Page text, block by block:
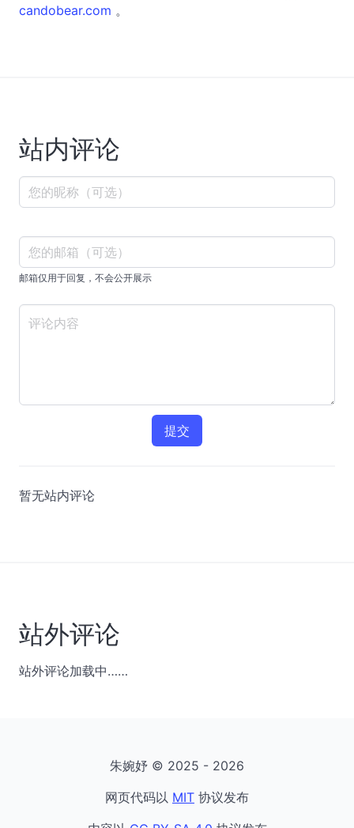
candobear.com 。
站内评论
邮箱仅用于回复，不会公开展示
提交
暂无站内评论
站外评论
站外评论加载中……
朱婉妤 © 2025 - 2026
网页代码以 MIT 协议发布